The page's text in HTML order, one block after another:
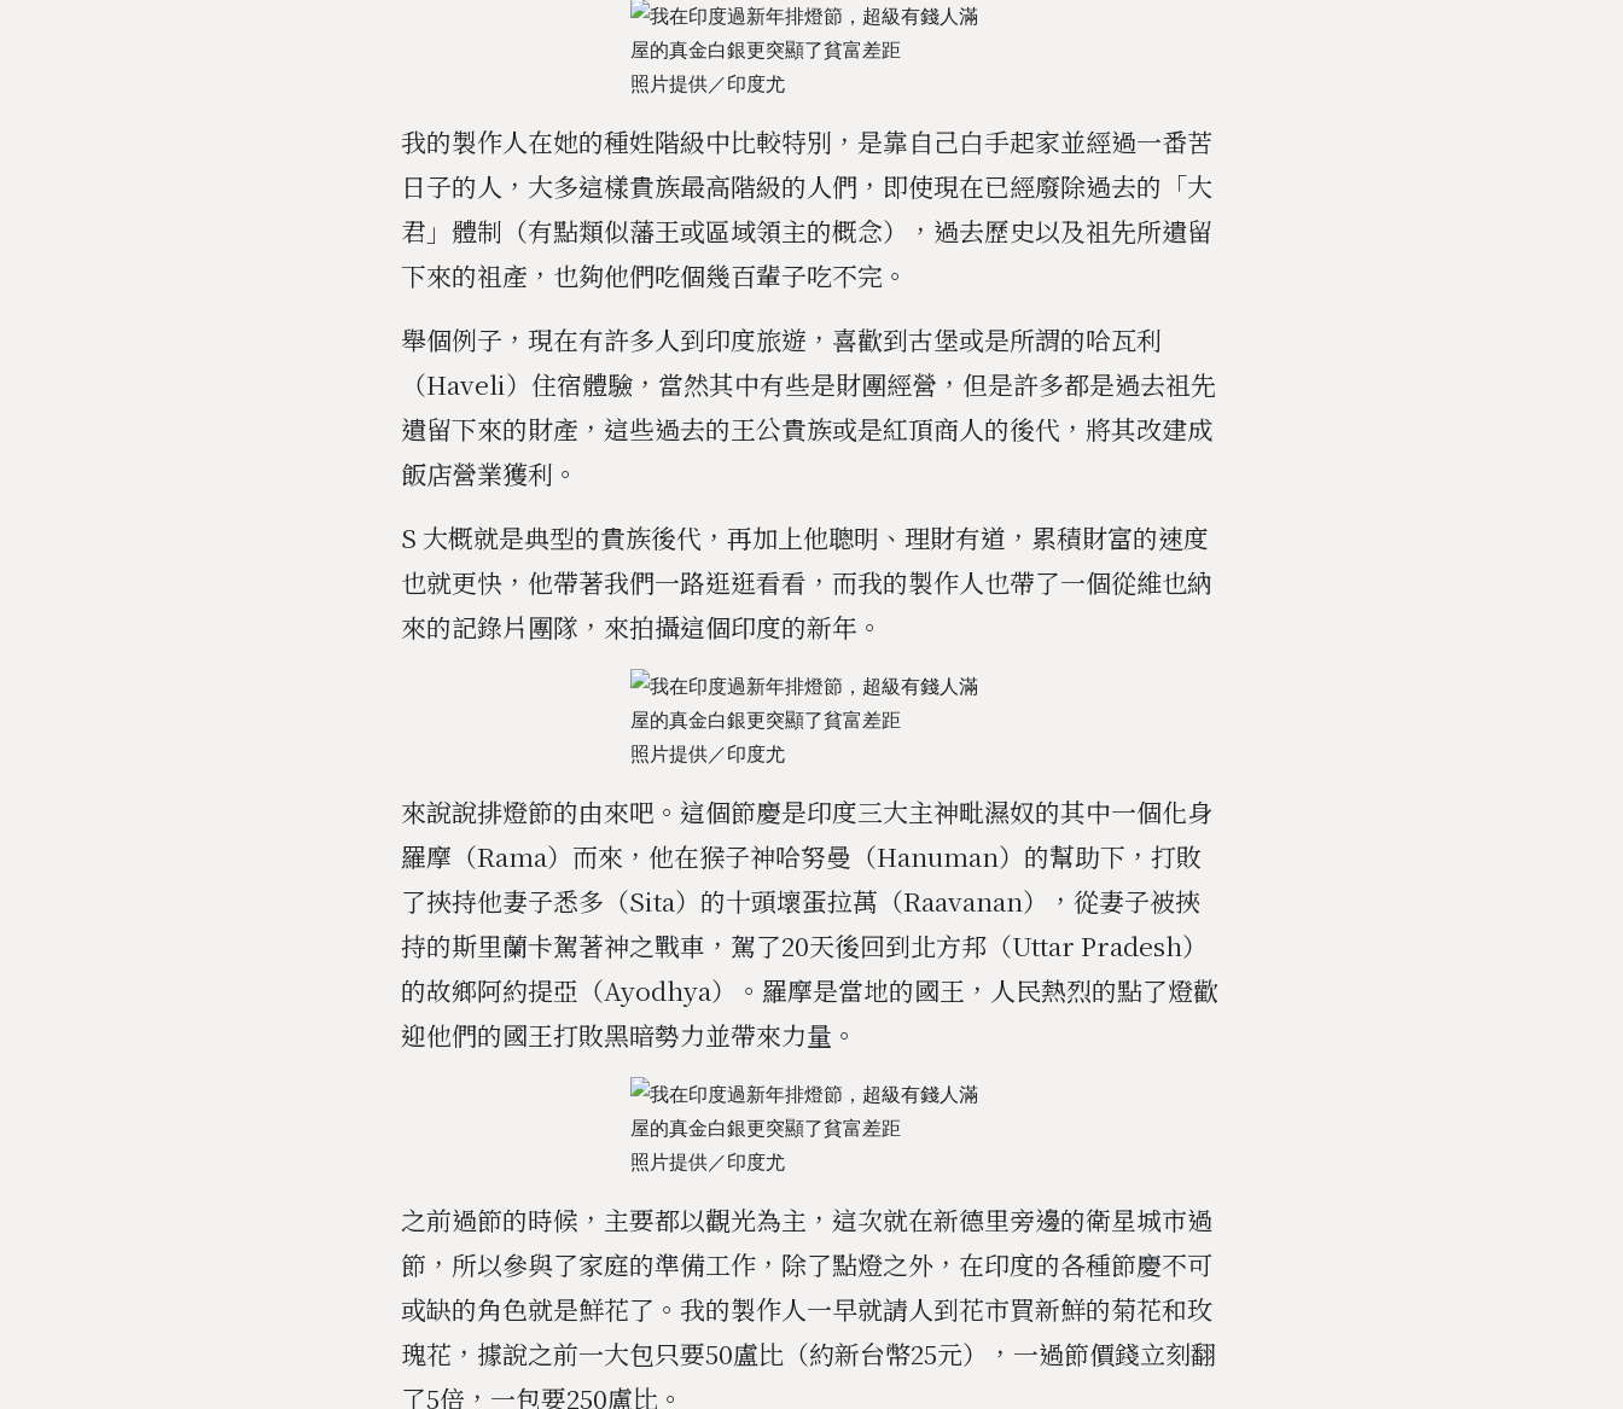
照片提供／印度尤
我的製作人在她的種姓階級中比較特別，是靠自己白手起家並經過一番苦
日子的人，大多這樣貴族最高階級的人們，即使現在已經廢除過去的「大
君」體制（有點類似藩王或區域領主的概念），過去歷史以及祖先所遺留
下來的祖產，也夠他們吃個幾百輩子吃不完。
舉個例子，現在有許多人到印度旅遊，喜歡到古堡或是所謂的哈瓦利
（Haveli）住宿體驗，當然其中有些是財團經營，但是許多都是過去祖先
遺留下來的財產，這些過去的王公貴族或是紅頂商人的後代，將其改建成
飯店營業獲利。
S 大概就是典型的貴族後代，再加上他聰明、理財有道，累積財富的速度
也就更快，他帶著我們一路逛逛看看，而我的製作人也帶了一個從維也納
來的記錄片團隊，來拍攝這個印度的新年。
照片提供／印度尤
來說說排燈節的由來吧。這個節慶是印度三大主神毗濕奴的其中一個化身
羅摩（Rama）而來，他在猴子神哈努曼（Hanuman）的幫助下，打敗
了挾持他妻子悉多（Sita）的十頭壞蛋拉萬（Raavanan），從妻子被挾
持的斯里蘭卡駕著神之戰車，駕了20天後回到北方邦（Uttar Pradesh）
的故鄉阿約提亞（Ayodhya）。羅摩是當地的國王，人民熱烈的點了燈歡
迎他們的國王打敗黑暗勢力並帶來力量。
照片提供／印度尤
之前過節的時候，主要都以觀光為主，這次就在新德里旁邊的衛星城市過
節，所以參與了家庭的準備工作，除了點燈之外，在印度的各種節慶不可
或缺的角色就是鮮花了。我的製作人一早就請人到花市買新鮮的菊花和玫
瑰花，據說之前一大包只要50盧比（約新台幣25元），一過節價錢立刻翻
了5倍，一包要250盧比。